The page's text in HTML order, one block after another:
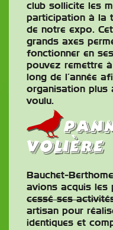
club sollicite les
participation à la
de notre expo.
grands axes
fonctionner en
pouvez remettre
long de l’année
organisation plus
voulu.
volière
Bauchet-
avions acquis les
cessé ses
artisan pour
identiques et